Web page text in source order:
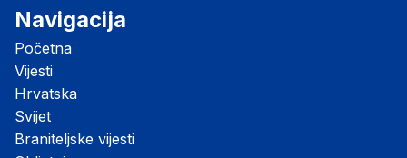
Navigacija
Početna
Vijesti
Hrvatska
Svijet
Braniteljske vijesti